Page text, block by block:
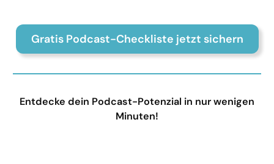
Gratis Podcast-Checkliste jetzt sichern
Entdecke dein Podcast-Potenzial in nur wenigen
Minuten!